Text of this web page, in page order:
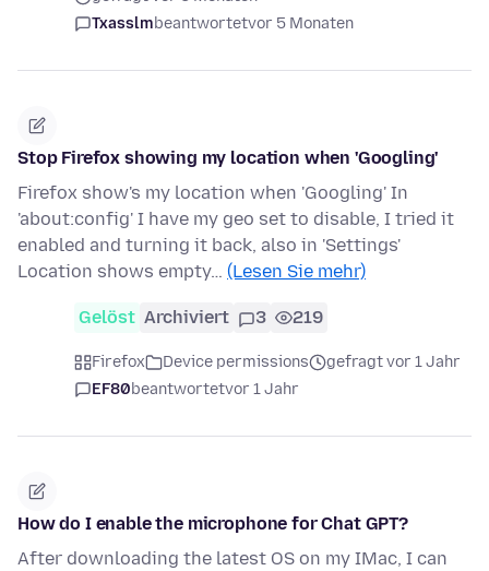
Txasslmbeantwortetvor 5 Monaten
Stop Firefox showing my location when 'Googling'
Firefox show's my location when 'Googling' In
'about:config' I have my geo set to disable, I tried it
enabled and turning it back, also in 'Settings'
Location shows empty… (Lesen Sie mehr)
Gelöst Archiviert 3 219
Firefox Device permissions
gefragt vor 1 Jahr
EF80beantwortetvor 1 Jahr
How do I enable the microphone for Chat GPT?
After downloading the latest OS on my IMac, I can